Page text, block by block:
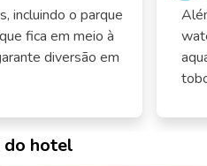
incluindo o parque
fica em meio à
diversão em
do hotel